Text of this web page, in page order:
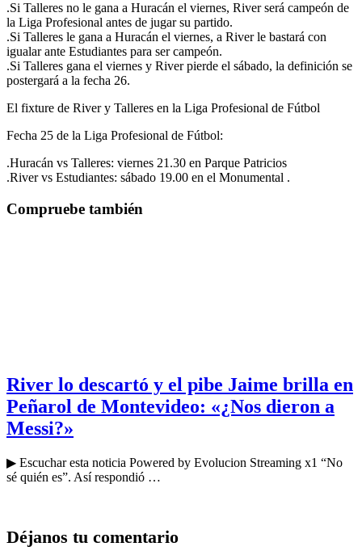
.Si Talleres no le gana a Huracán el viernes, River será campeón de
la Liga Profesional antes de jugar su partido.
.Si Talleres le gana a Huracán el viernes, a River le bastará con
igualar ante Estudiantes para ser campeón.
.Si Talleres gana el viernes y River pierde el sábado, la definición se
postergará a la fecha 26.
El fixture de River y Talleres en la Liga Profesional de Fútbol
Fecha 25 de la Liga Profesional de Fútbol:
.Huracán vs Talleres: viernes 21.30 en Parque Patricios
.River vs Estudiantes: sábado 19.00 en el Monumental .
Compruebe también
River lo descartó y el pibe Jaime brilla en
Peñarol de Montevideo: «¿Nos dieron a
Messi?»
▶ Escuchar esta noticia Powered by Evolucion Streaming x1 “No
sé quién es”. Así respondió …
Déjanos tu comentario